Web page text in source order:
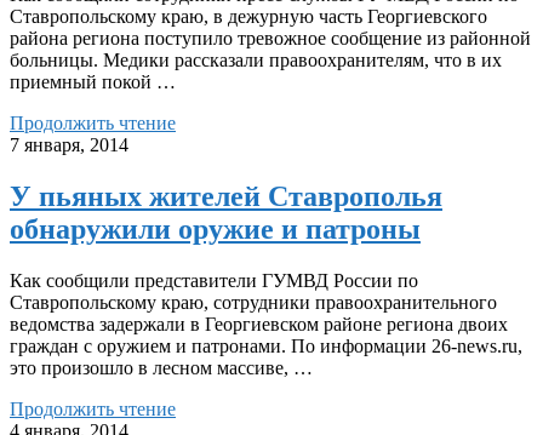
Ставропольскому краю, в дежурную часть Георгиевского
района региона поступило тревожное сообщение из районной
больницы. Медики рассказали правоохранителям, что в их
приемный покой …
Продолжить чтение
7 января, 2014
У пьяных жителей Ставрополья
обнаружили оружие и патроны
Как сообщили представители ГУМВД России по
Ставропольскому краю, сотрудники правоохранительного
ведомства задержали в Георгиевском районе региона двоих
граждан с оружием и патронами. По информации 26-news.ru,
это произошло в лесном массиве, …
Продолжить чтение
4 января, 2014